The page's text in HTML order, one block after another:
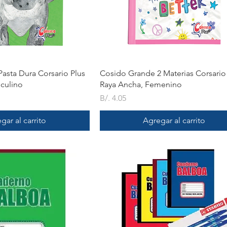
rápida
Dura Corsario Plus
al carrito
Vista rápida
Cosido Grande 2 Materias Corsario
Raya Ancha, Femenino
Precio
B/. 4.05
Agregar al carrito